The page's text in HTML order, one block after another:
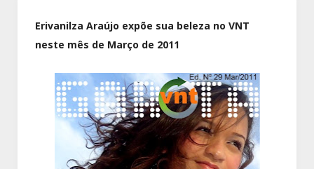
Erivanilza Araújo expõe sua beleza no VNT
neste mês de Março de 2011